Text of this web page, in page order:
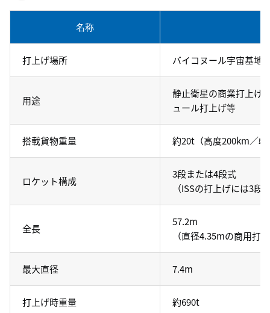
名称
打上げ場所 バイコヌール宇宙基地
用途
静止衛星の商業打上げ
ュール打上げ等
搭載貨物重量 約20t（高度200km／
ロケット構成
3段または4段式
（ISSの打上げには3段
全長
57.2m
（直径4.35mの商用打
最大直径 7.4m
打上げ時重量 約690t